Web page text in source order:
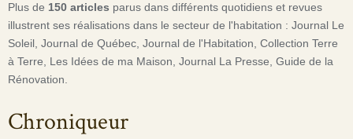
Plus de 150 articles parus dans différents quotidiens et revues
illustrent ses réalisations dans le secteur de l'habitation : Journal Le
Soleil, Journal de Québec, Journal de l'Habitation, Collection Terre
à Terre, Les Idées de ma Maison, Journal La Presse, Guide de la
Rénovation.
Chroniqueur